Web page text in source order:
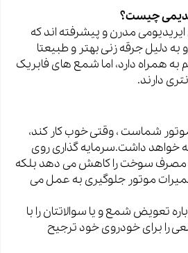
چیست؟
مدرن و پیشرفته اند که
دلیل جرقه زنی بهتر و طبیعتا
همراه دارد، اما شمع های فابریک
دارند.
شماست ، وقتی خوب کار کند،
خواهد داشت.سرمایه گذاری روی
مصرف سوخت را کاهش می دهد بلکه
موتور جلوگیری به عمل می
تعویض شمع و یا سوالاتتان را با
را برای خودروی خود ترجیح